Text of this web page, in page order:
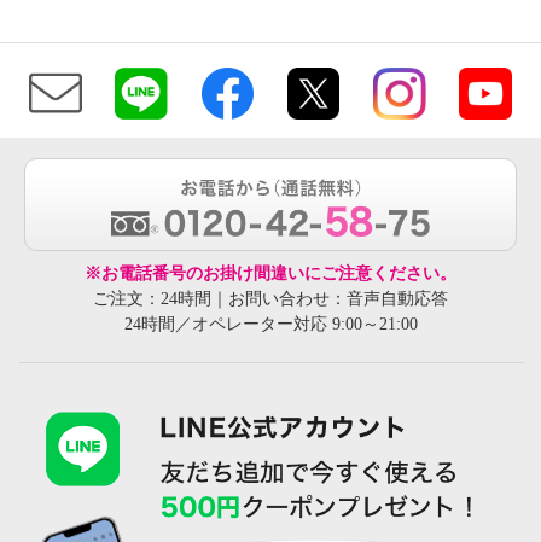
※お電話番号のお掛け間違いにご注意ください。
ご注文：24時間｜お問い合わせ：音声自動応答
24時間／オペレーター対応 9:00～21:00